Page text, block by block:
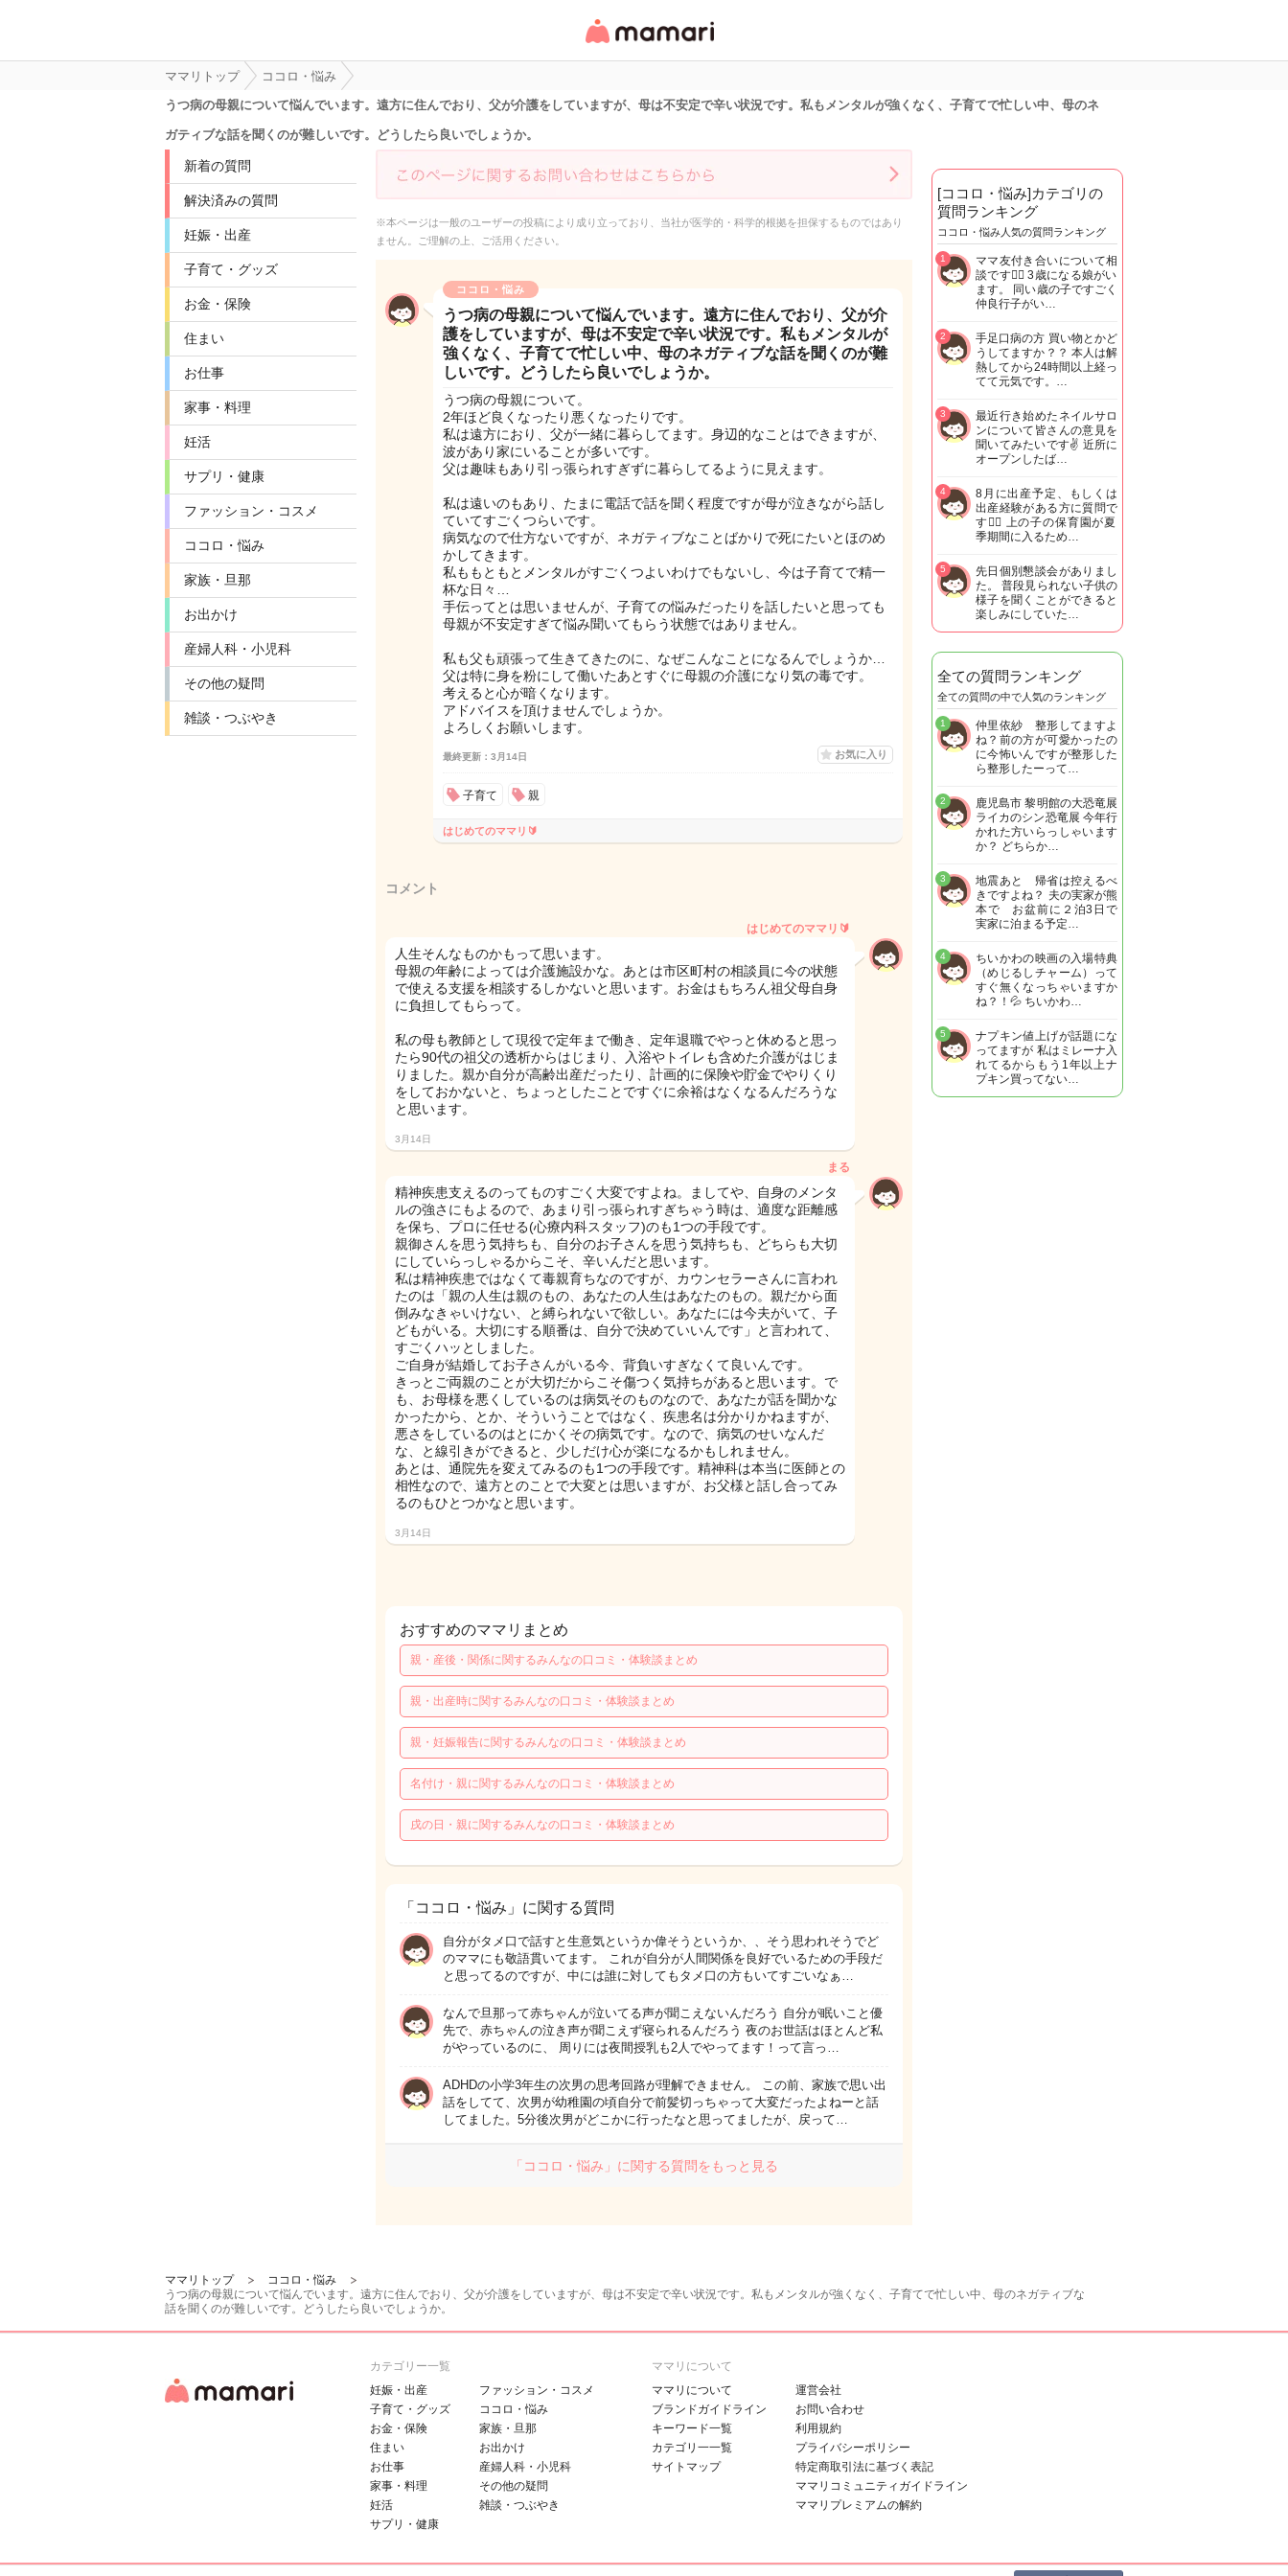
リ・情報サイト
ママリトップ
ココロ・悩み
うつ病の母親について悩んでいます。遠方に住んでおり、父が介護をしていますが、母は不安定で辛い状況です。私もメンタルが強くなく、子育てで忙しい中、母のネ
ガティブな話を聞くのが難しいです。どうしたら良いでしょうか。
新着の質問
解決済みの質問
妊娠・出産
子育て・グッズ
お金・保険
住まい
お仕事
家事・料理
妊活
サプリ・健康
ファッション・コスメ
ココロ・悩み
家族・旦那
お出かけ
産婦人科・小児科
その他の疑問
雑談・つぶやき
※本ページは一般のユーザーの投稿により成り立っており、当社が医学的・科学的根拠を担保するものではあり
ません。ご理解の上、ご活用ください。
ココロ・悩み
うつ病の母親について悩んでいます。遠方に住んでおり、父が介
護をしていますが、母は不安定で辛い状況です。私もメンタルが
強くなく、子育てで忙しい中、母のネガティブな話を聞くのが難
しいです。どうしたら良いでしょうか。
うつ病の母親について。
2年ほど良くなったり悪くなったりです。
私は遠方におり、父が一緒に暮らしてます。身辺的なことはできますが、
波があり家にいることが多いです。
父は趣味もあり引っ張られすぎずに暮らしてるように見えます。
私は遠いのもあり、たまに電話で話を聞く程度ですが母が泣きながら話し
ていてすごくつらいです。
病気なので仕方ないですが、ネガティブなことばかりで死にたいとほのめ
かしてきます。
私ももともとメンタルがすごくつよいわけでもないし、今は子育てで精一
杯な日々…
手伝ってとは思いませんが、子育ての悩みだったりを話したいと思っても
母親が不安定すぎて悩み聞いてもらう状態ではありません。
私も父も頑張って生きてきたのに、なぜこんなことになるんでしょうか…
父は特に身を粉にして働いたあとすぐに母親の介護になり気の毒です。
考えると心が暗くなります。
アドバイスを頂けませんでしょうか。
よろしくお願いします。
最終更新：3月14日 お気に入り
子育て 親
はじめてのママリ🔰
コメント
はじめてのママリ🔰
人生そんなものかもって思います。
母親の年齢によっては介護施設かな。あとは市区町村の相談員に今の状態
で使える支援を相談するしかないと思います。お金はもちろん祖父母自身
に負担してもらって。
私の母も教師として現役で定年まで働き、定年退職でやっと休めると思っ
たら90代の祖父の透析からはじまり、入浴やトイレも含めた介護がはじま
りました。親か自分が高齢出産だったり、計画的に保険や貯金でやりくり
をしておかないと、ちょっとしたことですぐに余裕はなくなるんだろうな
と思います。
3月14日
まる
精神疾患支えるのってものすごく大変ですよね。ましてや、自身のメンタ
ルの強さにもよるので、あまり引っ張られすぎちゃう時は、適度な距離感
を保ち、プロに任せる(心療内科スタッフ)のも1つの手段です。
親御さんを思う気持ちも、自分のお子さんを思う気持ちも、どちらも大切
にしていらっしゃるからこそ、辛いんだと思います。
私は精神疾患ではなくて毒親育ちなのですが、カウンセラーさんに言われ
たのは「親の人生は親のもの、あなたの人生はあなたのもの。親だから面
倒みなきゃいけない、と縛られないで欲しい。あなたには今夫がいて、子
どもがいる。大切にする順番は、自分で決めていいんです」と言われて、
すごくハッとしました。
ご自身が結婚してお子さんがいる今、背負いすぎなくて良いんです。
きっとご両親のことが大切だからこそ傷つく気持ちがあると思います。で
も、お母様を悪くしているのは病気そのものなので、あなたが話を聞かな
かったから、とか、そういうことではなく、疾患名は分かりかねますが、
悪さをしているのはとにかくその病気です。なので、病気のせいなんだ
な、と線引きができると、少しだけ心が楽になるかもしれません。
あとは、通院先を変えてみるのも1つの手段です。精神科は本当に医師との
相性なので、遠方とのことで大変とは思いますが、お父様と話し合ってみ
るのもひとつかなと思います。
3月14日
おすすめのママリまとめ
親・産後・関係に関するみんなの口コミ・体験談まとめ
親・出産時に関するみんなの口コミ・体験談まとめ
親・妊娠報告に関するみんなの口コミ・体験談まとめ
名付け・親に関するみんなの口コミ・体験談まとめ
戌の日・親に関するみんなの口コミ・体験談まとめ
「ココロ・悩み」に関する質問
自分がタメ口で話すと生意気というか偉そうというか、、そう思われそうでど
のママにも敬語貫いてます。 これが自分が人間関係を良好でいるための手段だ
と思ってるのですが、中には誰に対してもタメ口の方もいてすごいなぁ…
なんで旦那って赤ちゃんが泣いてる声が聞こえないんだろう 自分が眠いこと優
先で、赤ちゃんの泣き声が聞こえず寝られるんだろう 夜のお世話はほとんど私
がやっているのに、 周りには夜間授乳も2人でやってます！って言っ…
ADHDの小学3年生の次男の思考回路が理解できません。 この前、家族で思い出
話をしてて、次男が幼稚園の頃自分で前髪切っちゃって大変だったよねーと話
してました。5分後次男がどこかに行ったなと思ってましたが、戻って…
「ココロ・悩み」に関する質問をもっと見る
[ココロ・悩み]カテゴリの
質問ランキング
ココロ・悩み人気の質問ランキング
ママ友付き合いについて相
談です🙇‍♂️ 3歳になる娘がい
ます。 同い歳の子ですごく
仲良行子がい…
1
手足口病の方 買い物とかど
うしてますか？？ 本人は解
熱してから24時間以上経っ
てて元気です。…
2
最近行き始めたネイルサロ
ンについて皆さんの意見を
聞いてみたいです✌️ 近所に
オープンしたば…
3
8月に出産予定、もしくは
出産経験がある方に質問で
す🙋‍♀️ 上の子の保育園が夏
季期間に入るため…
4
先日個別懇談会がありまし
た。 普段見られない子供の
様子を聞くことができると
楽しみにしていた…
5
全ての質問ランキング
全ての質問の中で人気のランキング
仲里依紗 整形してますよ
ね？前の方が可愛かったの
に今怖いんですが整形した
ら整形したーって…
1
鹿児島市 黎明館の大恐竜展
ライカのシン恐竜展 今年行
かれた方いらっしゃいます
か？ どちらか…
2
地震あと 帰省は控えるべ
きですよね？ 夫の実家が熊
本で お盆前に２泊3日で
実家に泊まる予定…
3
ちいかわの映画の入場特典
（めじるしチャーム）って
すぐ無くなっちゃいますか
ね？！💦 ちいかわ…
4
ナプキン値上げが話題にな
ってますが 私はミレーナ入
れてるからもう1年以上ナ
プキン買ってない…
5
ママリトップ
ココロ・悩み
うつ病の母親について悩んでいます。遠方に住んでおり、父が介護をしていますが、母は不安定で辛い状況です。私もメンタルが強くなく、子育てで忙しい中、母のネガティブな
話を聞くのが難しいです。どうしたら良いでしょうか。
カテゴリー一覧
妊娠・出産
子育て・グッズ
お金・保険
住まい
お仕事
家事・料理
妊活
サプリ・健康
ファッション・コスメ
ココロ・悩み
家族・旦那
お出かけ
産婦人科・小児科
その他の疑問
雑談・つぶやき
ママリについて
ママリについて
ブランドガイドライン
キーワード一覧
カテゴリ一一覧
サイトマップ
運営会社
お問い合わせ
利用規約
プライバシーポリシー
特定商取引法に基づく表記
ママリコミュニティガイドライン
ママリプレミアムの解約